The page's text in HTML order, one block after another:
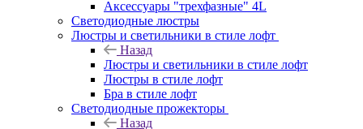
Аксессуары "трехфазные" 4L
Светодиодные люстры
Люстры и светильники в стиле лофт
Назад
Люстры и светильники в стиле лофт
Люстры в стиле лофт
Бра в стиле лофт
Светодиодные прожекторы
Назад